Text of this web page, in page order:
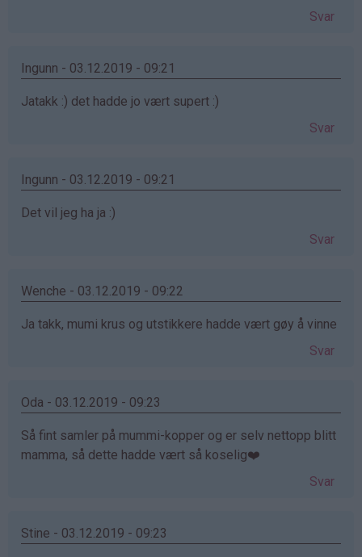
Svar
Ingunn - 03.12.2019 - 09:21
Jatakk :) det hadde jo vært supert :)
Svar
Ingunn - 03.12.2019 - 09:21
Det vil jeg ha ja :)
Svar
Wenche - 03.12.2019 - 09:22
Ja takk, mumi krus og utstikkere hadde vært gøy å vinne
Svar
Oda - 03.12.2019 - 09:23
Så fint samler på mummi-kopper og er selv nettopp blitt
mamma, så dette hadde vært så koselig❤️
Svar
Stine - 03.12.2019 - 09:23